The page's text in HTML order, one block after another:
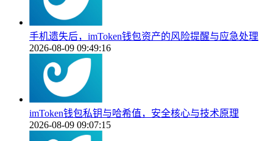
手机遗失后，imToken钱包资产的风险提醒与应急处理
2026-08-09 09:49:16
imToken钱包私钥与哈希值，安全核心与技术原理
2026-08-09 09:07:15